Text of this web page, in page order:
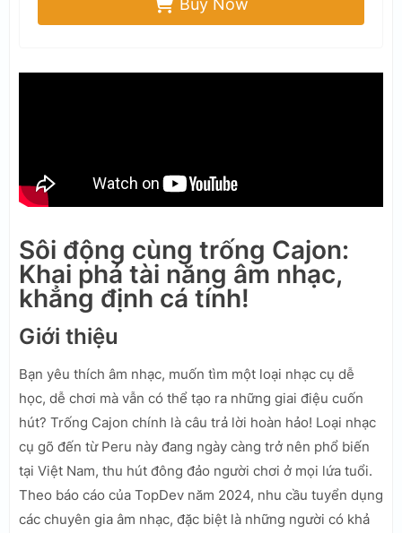
Buy Now
Sôi động cùng trống Cajon:
Khai phá tài năng âm nhạc,
khẳng định cá tính!
Giới thiệu
Bạn yêu thích âm nhạc, muốn tìm một loại nhạc cụ dễ
học, dễ chơi mà vẫn có thể tạo ra những giai điệu cuốn
hút? Trống Cajon chính là câu trả lời hoàn hảo! Loại nhạc
cụ gõ đến từ Peru này đang ngày càng trở nên phổ biến
tại Việt Nam, thu hút đông đảo người chơi ở mọi lứa tuổi.
Theo báo cáo của TopDev năm 2024, nhu cầu tuyển dụng
các chuyên gia âm nhạc, đặc biệt là những người có khả